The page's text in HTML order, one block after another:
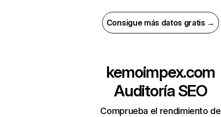
Consigue más datos gratis →
kemoimpex.com
Auditoría SEO
Comprueba el rendimiento de